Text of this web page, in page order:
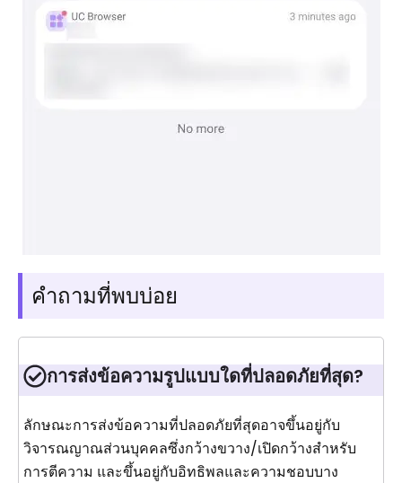
คำถามที่พบบ่อย
การส่งข้อความรูปแบบใดที่ปลอดภัยที่สุด?
ลักษณะการส่งข้อความที่ปลอดภัยที่สุดอาจขึ้นอยู่กับ
วิจารณญาณส่วนบุคคลซึ่งกว้างขวาง/เปิดกว้างสำหรับ
การตีความ และขึ้นอยู่กับอิทธิพลและความชอบบาง